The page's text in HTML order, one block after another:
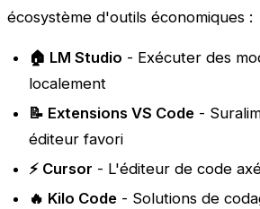
écosystème d'outils économiques :
🏠 LM Studio - Exécuter des
localement
📝 Extensions VS Code -
éditeur favori
⚡ Cursor - L'éditeur de code
🔥 Kilo Code - Solutions de